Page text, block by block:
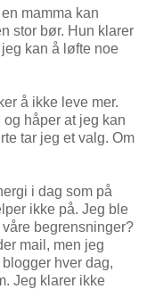
mamma kan
stor bør. Hun klarer
kan å løfte noe
å ikke leve mer.
håper at jeg kan
tar jeg et valg. Om
i dag som på
ikke på. Jeg ble
begrensninger?
mail, men jeg
hver dag,
Jeg klarer ikke